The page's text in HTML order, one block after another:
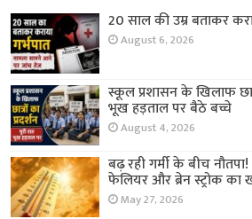
20 साल की उम्र बताकर
August 6, 2026
स्कूल प्रशासन के खिलाफ
भूख हड़ताल पर बैठे बच्चे
August 4, 2026
बढ़ रही गर्मी के बीच
फेलियर और ब्रेन स्ट्रोक का
May 27, 2026